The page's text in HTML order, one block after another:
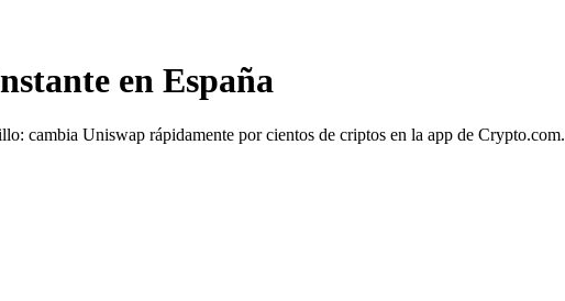
en España
cambia Uniswap rápidamente por cientos de criptos en la app de Crypto.com.